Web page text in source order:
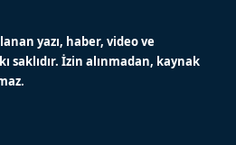
yazı, haber, video ve
İzin alınmadan, kaynak